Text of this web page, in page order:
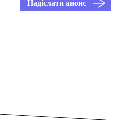
Надіслати анонс